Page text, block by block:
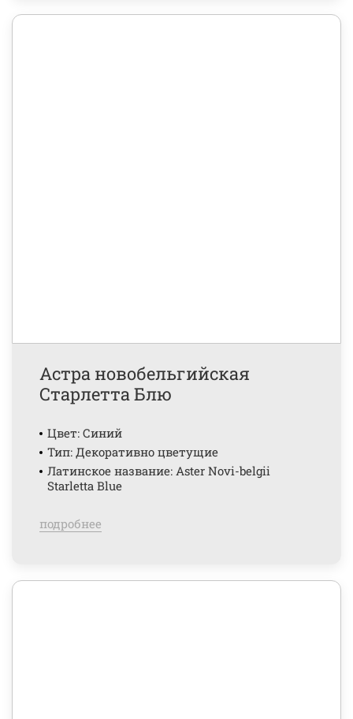
Астра новобельгийская
Старлетта Блю
Цвет: Синий
Тип: Декоративно цветущие
Латинское название: Aster Novi-belgii
Starletta Blue
подробнее